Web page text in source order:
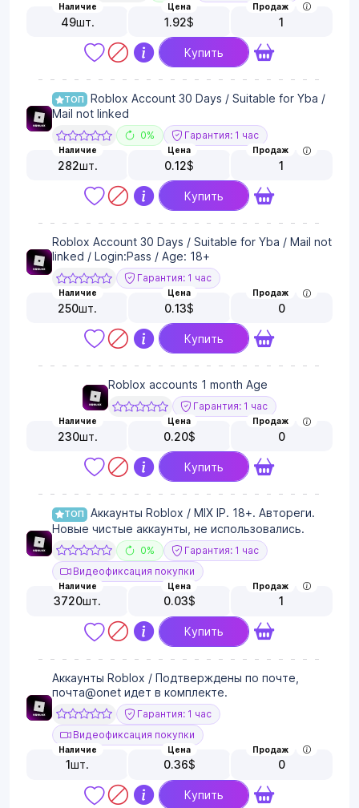
Наличие
49шт.
Цена
1.92$
Продаж
1
Купить
ТОП
Roblox Account 30 Days / Suitable for Yba /
Mail not linked
0% Гарантия: 1 час
Наличие
282шт.
Цена
0.12$
Продаж
1
Купить
Roblox Account 30 Days / Suitable for Yba / Mail not
linked / Login:Pass / Age: 18+
Гарантия: 1 час
Наличие
250шт.
Цена
0.13$
Продаж
0
Купить
Roblox accounts 1 month Age
Гарантия: 1 час
Наличие
230шт.
Цена
0.20$
Продаж
0
Купить
ТОП
Аккаунты Roblox / MIX IP. 18+. Автореги.
Новые чистые аккаунты, не использовались.
0%
Гарантия: 1 час
Видеофиксация покупки
Наличие
3720шт.
Цена
0.03$
Продаж
1
Купить
Аккаунты Roblox / Подтверждены по почте,
почта@onet идет в комплекте.
Гарантия: 1 час
Видеофиксация покупки
Наличие
1шт.
Цена
0.36$
Продаж
0
Купить